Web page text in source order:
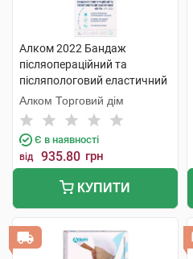
Алком 2022 Бандаж
післяопераційний та
післяпологовий еластичний
Євро розмір 3 1 шт
Алком Торговий дім
Є в наявності
від 935.80 грн
КУПИТИ